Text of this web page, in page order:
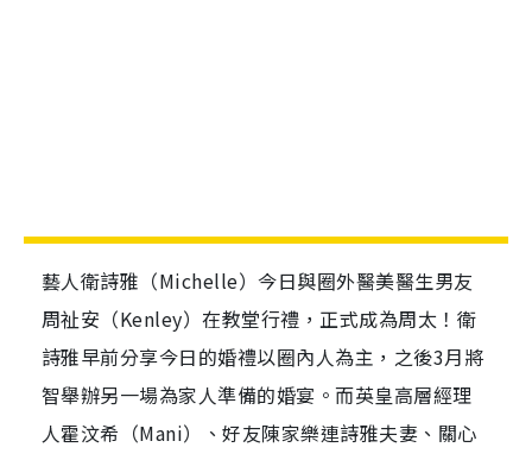
藝人衛詩雅（Michelle）今日與圈外醫美醫生男友
周祉安（Kenley）在教堂行禮，正式成為周太！衛
詩雅早前分享今日的婚禮以圈內人為主，之後3月將
智舉辦另一場為家人準備的婚宴。而英皇高層經理
人霍汶希（Mani）、好友陳家樂連詩雅夫妻、關心